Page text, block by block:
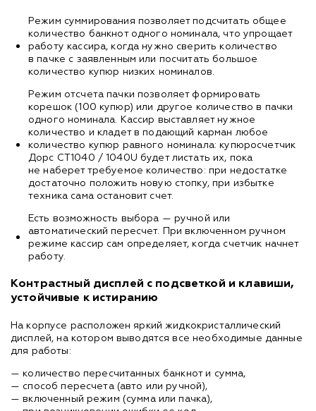
Режим суммирования позволяет подсчитать общее
количество банкнот одного номинала, что упрощает
работу кассира, когда нужно сверить количество
в пачке с заявленным или посчитать большое
количество купюр низких номиналов.
Режим отсчета пачки позволяет формировать
корешок (100 купюр) или другое количество в пачки
одного номинала. Кассир выставляет нужное
количество и кладет в подающий карман любое
количество купюр равного номинала: купюросчетчик
Дорс CT1040 / 1040U будет листать их, пока
не наберет требуемое количество: при недостатке
достаточно положить новую стопку, при избытке
техника сама остановит счет.
Есть возможность выбора — ручной или
автоматический пересчет. При включенном ручном
режиме кассир сам определяет, когда счетчик начнет
работу.
Контрастный дисплей с подсветкой и клавиши,
устойчивые к истиранию
На корпусе расположен яркий жидкокристаллический
дисплей, на котором выводятся все необходимые данные
для работы:
— количество пересчитанных банкнот и сумма,
— способ пересчета (авто или ручной),
— включенный режим (сумма или пачка),